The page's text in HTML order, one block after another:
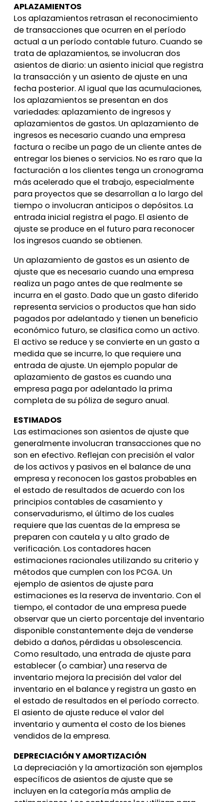
APLAZAMIENTOS
Los aplazamientos retrasan el reconocimiento
de transacciones que ocurren en el período
actual a un período contable futuro. Cuando se
trata de aplazamientos, se involucran dos
asientos de diario: un asiento inicial que registra
la transacción y un asiento de ajuste en una
fecha posterior. Al igual que las acumulaciones,
los aplazamientos se presentan en dos
variedades: aplazamiento de ingresos y
aplazamientos de gastos. Un aplazamiento de
ingresos es necesario cuando una empresa
factura o recibe un pago de un cliente antes de
entregar los bienes o servicios. No es raro que la
facturación a los clientes tenga un cronograma
más acelerado que el trabajo, especialmente
para proyectos que se desarrollan a lo largo del
tiempo o involucran anticipos o depósitos. La
entrada inicial registra el pago. El asiento de
ajuste se produce en el futuro para reconocer
los ingresos cuando se obtienen.
Un aplazamiento de gastos es un asiento de
ajuste que es necesario cuando una empresa
realiza un pago antes de que realmente se
incurra en el gasto. Dado que un gasto diferido
representa servicios o productos que han sido
pagados por adelantado y tienen un beneficio
económico futuro, se clasifica como un activo.
El activo se reduce y se convierte en un gasto a
medida que se incurre, lo que requiere una
entrada de ajuste. Un ejemplo popular de
aplazamiento de gastos es cuando una
empresa paga por adelantado la prima
completa de su póliza de seguro anual.
ESTIMADOS
Las estimaciones son asientos de ajuste que
generalmente involucran transacciones que no
son en efectivo. Reflejan con precisión el valor
de los activos y pasivos en el balance de una
empresa y reconocen los gastos probables en
el estado de resultados de acuerdo con los
principios contables de casamiento y
conservadurismo, el último de los cuales
requiere que las cuentas de la empresa se
preparen con cautela y u alto grado de
verificación. Los contadores hacen
estimaciones racionales utilizando su criterio y
métodos que cumplen con los PCGA. Un
ejemplo de asientos de ajuste para
estimaciones es la reserva de inventario. Con el
tiempo, el contador de una empresa puede
observar que un cierto porcentaje del inventario
disponible constantemente deja de venderse
debido a daños, pérdidas u obsolescencia.
Como resultado, una entrada de ajuste para
establecer (o cambiar) una reserva de
inventario mejora la precisión del valor del
inventario en el balance y registra un gasto en
el estado de resultados en el período correcto.
El asiento de ajuste reduce el valor del
inventario y aumenta el costo de los bienes
vendidos de la empresa.
DEPRECIACIÓN Y AMORTIZACIÓN
La depreciación y la amortización son ejemplos
específicos de asientos de ajuste que se
incluyen en la categoría más amplia de